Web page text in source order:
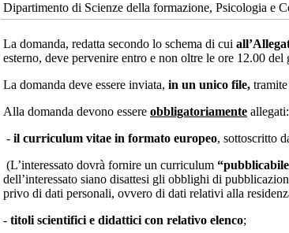
Dipartimento di Scienze della formazione, Psicologia e
La domanda, redatta secondo lo schema di cui
esterno, deve pervenire entro e non oltre le ore 12.00 del
La domanda deve essere inviata, in un unico file,
Alla domanda devono essere obbligatoriamente allegati:
- il curriculum vitae in formato europeo, sottoscritto
(L’interessato dovrà fornire un curriculum
dell’interessato siano disattesi gli obblighi di
privo di dati personali, ovvero di dati relativi alla
- titoli scientifici e didattici con relativo elenco;